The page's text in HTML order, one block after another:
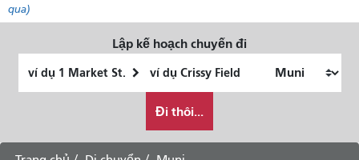
qua)
Lập kế hoạch chuyến đi
thúc
muốn
đi
Đi thôi...